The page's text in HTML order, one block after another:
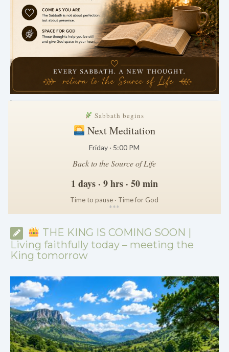
.
Sabbath begins
Next Meditation
Friday · 5:00 PM
Back to the Source of Life
1 days · 9 hrs · 50 min
Time to pause · Time for God
***
THE KING IS COMING SOON |
Living faithfully today – meeting the
King tomorrow